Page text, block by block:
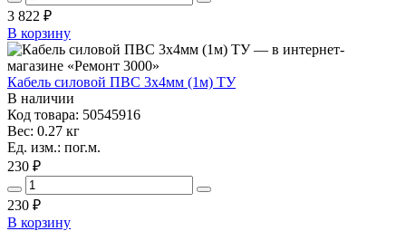
3 822 ₽
В корзину
Кабель силовой ПВС 3х4мм (1м) ТУ
В наличии
Код товара: 50545916
Вес: 0.27 кг
Ед. изм.: пог.м.
230 ₽
230 ₽
В корзину